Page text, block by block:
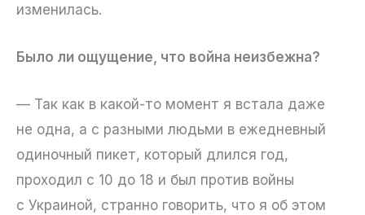
изменилась.
Было ли ощущение, что война неизбежна?
— Так как в какой-то момент я встала даже
не одна, а с разными людьми в ежедневный
одиночный пикет, который длился год,
проходил с 10 до 18 и был против войны
с Украиной, странно говорить, что я об этом